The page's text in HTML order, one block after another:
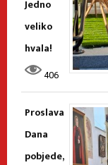
Jedno
veliko
hvala!
406
Proslava
Dana
pobjede,